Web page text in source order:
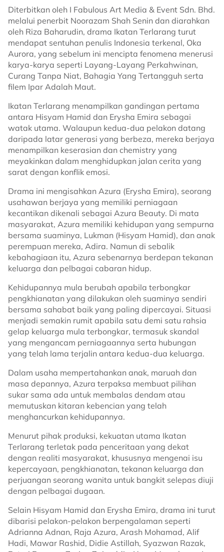
Diterbitkan oleh I Fabulous Art Media & Event Sdn. Bhd.
melalui penerbit Noorazam Shah Senin dan diarahkan
oleh Riza Baharudin, drama Ikatan Terlarang turut
mendapat sentuhan penulis Indonesia terkenal, Oka
Aurora, yang sebelum ini mencipta fenomena menerusi
karya-karya seperti Layang-Layang Perkahwinan,
Curang Tanpa Niat, Bahagia Yang Tertangguh serta
filem Ipar Adalah Maut.
Ikatan Terlarang menampilkan gandingan pertama
antara Hisyam Hamid dan Erysha Emira sebagai
watak utama. Walaupun kedua-dua pelakon datang
daripada latar generasi yang berbeza, mereka berjaya
menampilkan keserasian dan chemistry yang
meyakinkan dalam menghidupkan jalan cerita yang
sarat dengan konflik emosi.
Drama ini mengisahkan Azura (Erysha Emira), seorang
usahawan berjaya yang memiliki perniagaan
kecantikan dikenali sebagai Azura Beauty. Di mata
masyarakat, Azura memiliki kehidupan yang sempurna
bersama suaminya, Lukman (Hisyam Hamid), dan anak
perempuan mereka, Adira. Namun di sebalik
kebahagiaan itu, Azura sebenarnya berdepan tekanan
keluarga dan pelbagai cabaran hidup.
Kehidupannya mula berubah apabila terbongkar
pengkhianatan yang dilakukan oleh suaminya sendiri
bersama sahabat baik yang paling dipercayai. Situasi
menjadi semakin rumit apabila satu demi satu rahsia
gelap keluarga mula terbongkar, termasuk skandal
yang mengancam perniagaannya serta hubungan
yang telah lama terjalin antara kedua-dua keluarga.
Dalam usaha mempertahankan anak, maruah dan
masa depannya, Azura terpaksa membuat pilihan
sukar sama ada untuk membalas dendam atau
memutuskan kitaran kebencian yang telah
menghancurkan kehidupannya.
Menurut pihak produksi, kekuatan utama Ikatan
Terlarang terletak pada penceritaan yang dekat
dengan realiti masyarakat, khususnya mengenai isu
kepercayaan, pengkhianatan, tekanan keluarga dan
perjuangan seorang wanita untuk bangkit selepas diuji
dengan pelbagai dugaan.
Selain Hisyam Hamid dan Erysha Emira, drama ini turut
dibarisi pelakon-pelakon berpengalaman seperti
Adrianna Adnan, Raja Azura, Arash Mohamad, Alif
Hadi, Mawar Rashid, Didie Astillah, Syazwan Razak,